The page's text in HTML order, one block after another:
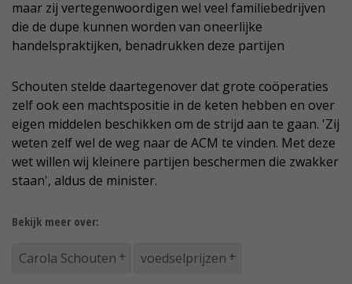
maar zij vertegenwoordigen wel veel familiebedrijven
die de dupe kunnen worden van oneerlijke
handelspraktijken, benadrukken deze partijen
Schouten stelde daartegenover dat grote coöperaties
zelf ook een machtspositie in de keten hebben en over
eigen middelen beschikken om de strijd aan te gaan. 'Zij
weten zelf wel de weg naar de ACM te vinden. Met deze
wet willen wij kleinere partijen beschermen die zwakker
staan', aldus de minister.
Bekijk meer over:
Carola Schouten voedselprijzen